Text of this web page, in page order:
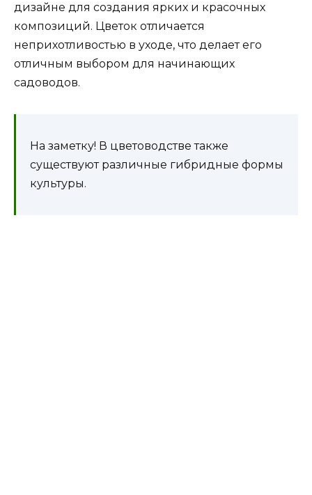
дизайне для создания ярких и красочных
композиций. Цветок отличается
неприхотливостью в уходе, что делает его
отличным выбором для начинающих
садоводов.
На заметку! В цветоводстве также
существуют различные гибридные формы
культуры.